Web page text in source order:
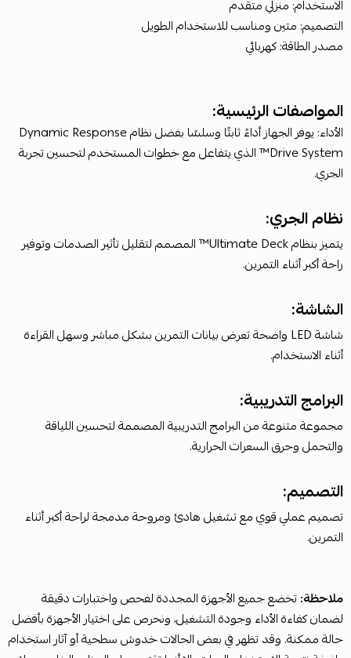
الاستخدام: منزلي متقدم
التصميم: متين ومناسب للاستخدام الطويل
مصدر الطاقة: كهربائي
المواصفات الرئيسية:
الأداء: يوفر الجهاز أداءً ثابتًا وسلسًا بفضل نظام Dynamic Response
Drive System™ الذي يتفاعل مع خطوات المستخدم لتحسين تجربة
الجري.
نظام الجري:
يتميز بنظام Ultimate Deck™ المصمم لتقليل تأثير الصدمات وتوفير
راحة أكبر أثناء التمرين.
الشاشة:
شاشة LED واضحة تعرض بيانات التمرين بشكل مباشر وسهل القراءة
أثناء الاستخدام.
البرامج التدريبية:
مجموعة متنوعة من البرامج التدريبية المصممة لتحسين اللياقة
والتحمل وحرق السعرات الحرارية.
التصميم:
تصميم عملي قوي مع تشغيل هادئ ومروحة مدمجة لراحة أكبر أثناء
التمرين.
ملاحظة:تخضع جميع الأجهزة المجددة لفحص واختبارات دقيقة
لضمان كفاءة الأداء وجودة التشغيل، ونحرص على اختيار الأجهزة بأفضل
حالة ممكنة. وقد تظهر في بعض الحالات خدوش سطحية أو آثار استخدام